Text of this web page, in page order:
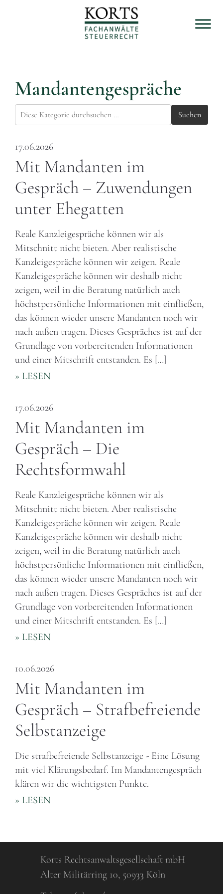
Mandantengespräche
Suchen
17.06.2026
Mit Mandanten im
Gespräch – Zuwendungen
unter Ehegatten
Reale Kanzleigespräche können wir als
Mitschnitt nicht bieten. Aber realistische
Kanzleigespräche können wir zeigen. Reale
Kanzleigespräche können wir deshalb nicht
zeigen, weil in die Beratung natürlich auch
höchstpersönliche Informationen mit einfließen,
das können wieder unsere Mandanten noch wir
nach außen tragen. Dieses Gespräches ist auf der
Grundlage von vorbereitenden Informationen
und einer Mitschrift entstanden. Es […]
» LESEN
17.06.2026
Mit Mandanten im
Gespräch – Die
Rechtsformwahl
Reale Kanzleigespräche können wir als
Mitschnitt nicht bieten. Aber realistische
Kanzleigespräche können wir zeigen. Reale
Kanzleigespräche können wir deshalb nicht
zeigen, weil in die Beratung natürlich auch
höchstpersönliche Informationen mit einfließen,
das können wieder unsere Mandanten noch wir
nach außen tragen. Dieses Gespräches ist auf der
Grundlage von vorbereitenden Informationen
und einer Mitschrift entstanden. Es […]
» LESEN
10.06.2026
Mit Mandanten im
Gespräch – Strafbefreiende
Selbstanzeige
Die strafbefreiende Selbstanzeige - Eine Lösung
mit viel Klärungsbedarf. Im Mandantengespräch
klären wir die wichtigsten Punkte.
» LESEN
Korts Rechtsanwaltsgesellschaft mbH
Alter Militärring 10, 50933 Köln